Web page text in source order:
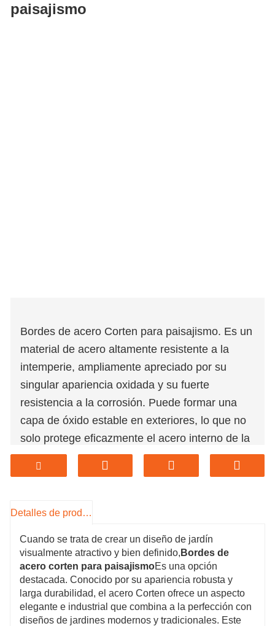
paisajismo
Bordes de acero Corten para paisajismo. Es un
material de acero altamente resistente a la
intemperie, ampliamente apreciado por su
singular apariencia oxidada y su fuerte
resistencia a la corrosión. Puede formar una
capa de óxido estable en exteriores, lo que no
solo protege eficazmente el acero interno de la
corrosión, sino que también proporciona una
estética natural y retro. Los bordes de acero
adecuados para dividir parterres, caminos,
prácticamente no requiere mantenimiento y
mantiene su belleza y funcionalidad durante
mucho tiempo. El acero Corten no solo es
duradero, sino que también se integra
armoniosamente con el entorno, añadiendo un
Detalles de producto
Cuando se trata de crear un diseño de jardín
visualmente atractivo y bien definido, Bordes de
acero corten para paisajismoEs una opción
destacada. Conocido por su apariencia robusta y
larga durabilidad, el acero Corten ofrece un aspecto
elegante e industrial que combina a la perfección con
diseños de jardines modernos y tradicionales. Este